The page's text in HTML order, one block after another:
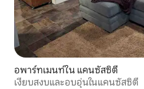
อพาร์ทเมนท์ใน แคนซัสซิตี
เงียบสงบและอบอุ่นในแคนซัสซิตี